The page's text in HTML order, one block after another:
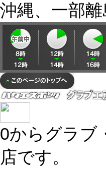
沖縄、一部
0からグラブ
店です。